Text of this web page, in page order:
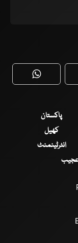
WhatsApp
پاکستان
کھیل
انٹرٹینمنٹ